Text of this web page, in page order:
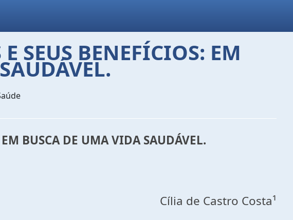
SEUS BENEFÍCIOS: EM
BUSCA DE UMA VIDA SAUDÁVEL.
Cília de Castro Costa¹